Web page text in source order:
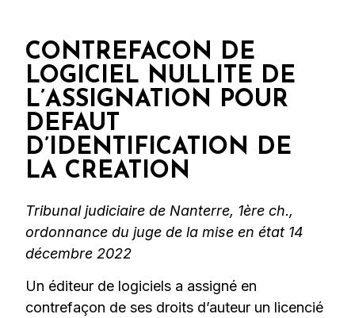
CONTREFACON DE
LOGICIEL NULLITE DE
L’ASSIGNATION POUR
DEFAUT
D’IDENTIFICATION DE
LA CREATION
Tribunal judiciaire de Nanterre, 1ère ch.,
ordonnance du juge de la mise en état 14
décembre 2022
Un éditeur de logiciels a assigné en
contrefaçon de ses droits d’auteur un licencié